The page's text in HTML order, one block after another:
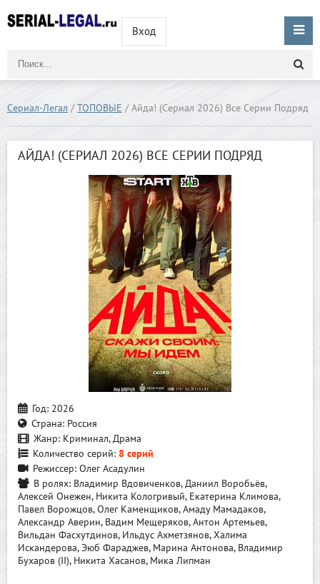
Вход
Сериал-Легал /ТОПОВЫЕ / Айда! (Сериал 2026) Все Серии Подряд
АЙДА! (СЕРИАЛ 2026) ВСЕ СЕРИИ ПОДРЯД
Год: 2026
Страна: Россия
Жанр: Криминал, Драма
Количество серий: 8 серий
Режиссер: Олег Асадулин
В ролях: Владимир Вдовиченков, Даниил Воробьёв,
Алексей Онежен, Никита Кологривый, Екатерина Климова,
Павел Ворожцов, Олег Каменщиков, Амаду Мамадаков,
Александр Аверин, Вадим Мещеряков, Антон Артемьев,
Вильдан Фасхутдинов, Ильдус Ахметзянов, Халима
Искандерова, Эюб Фараджев, Марина Антонова, Владимир
Бухаров (II), Никита Хасанов, Мика Липман